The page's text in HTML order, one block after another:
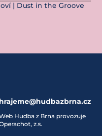
| Dust in the Groove
hrajeme@hudbazbrna.cz
Hudba z Brna provozuje
z.s.